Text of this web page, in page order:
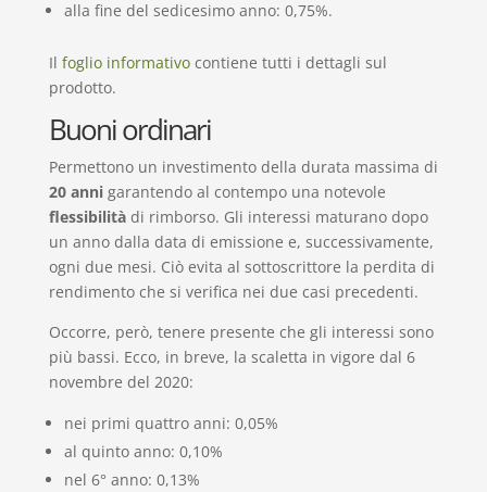
alla fine del sedicesimo anno: 0,75%.
Il foglio informativocontiene tutti i dettagli sul
prodotto.
Buoni ordinari
Permettono un investimento della durata massima di
20 annigarantendo al contempo una notevole
flessibilitàdi rimborso. Gli interessi maturano dopo
un anno dalla data di emissione e, successivamente,
ogni due mesi. Ciò evita al sottoscrittore la perdita di
rendimento che si verifica nei due casi precedenti.
Occorre, però, tenere presente che gli interessi sono
più bassi. Ecco, in breve, la scaletta in vigore dal 6
novembre del 2020:
nei primi quattro anni: 0,05%
al quinto anno: 0,10%
nel 6° anno: 0,13%